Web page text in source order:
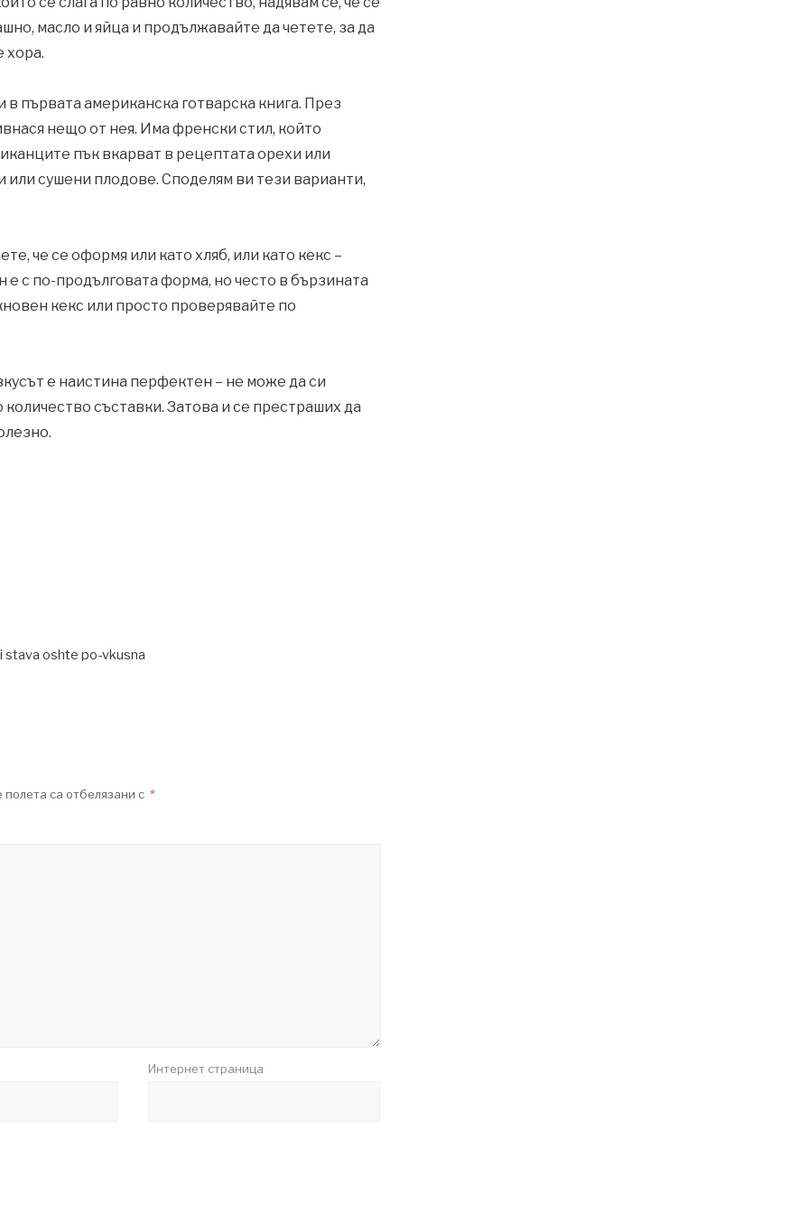
масло и яйца и продължавайте да четете, за да
хора.
първата американска готварска книга. През
нещо от нея. Има френски стил, който
пък вкарват в рецептата орехи или
или сушени плодове. Споделям ви тези варианти,
че се оформя или като хляб, или като кекс –
с по-продълговата форма, но често в бързината
кекс или просто проверявайте по
е наистина перфектен – не може да си
съставки. Затова и се престраших да
stava oshte po-vkusna
са отбелязани с *
Интернет страница